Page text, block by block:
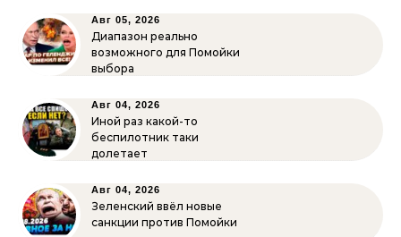
Авг 05, 2026
Диапазон реально
возможного для Помойки
выбора
Авг 04, 2026
Иной раз какой-то
беспилотник таки
долетает
Авг 04, 2026
Зеленский ввёл новые
санкции против Помойки